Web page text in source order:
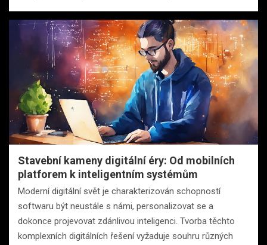
Stavební kameny digitální éry: Od mobilních
platforem k inteligentním systémům
Moderní digitální svět je charakterizován schopností
softwaru být neustále s námi, personalizovat se a
dokonce projevovat zdánlivou inteligenci. Tvorba těchto
komplexních digitálních řešení vyžaduje souhru různých